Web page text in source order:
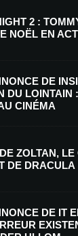
Site web
e-mail et mon site
2 :
NOËL EN
DE
DU LOINTAIN
CINÉMA
ZOLTAN, LE
DE DRACULA
DE IT